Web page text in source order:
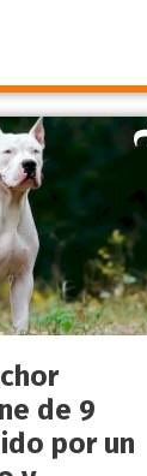
de 9
por un